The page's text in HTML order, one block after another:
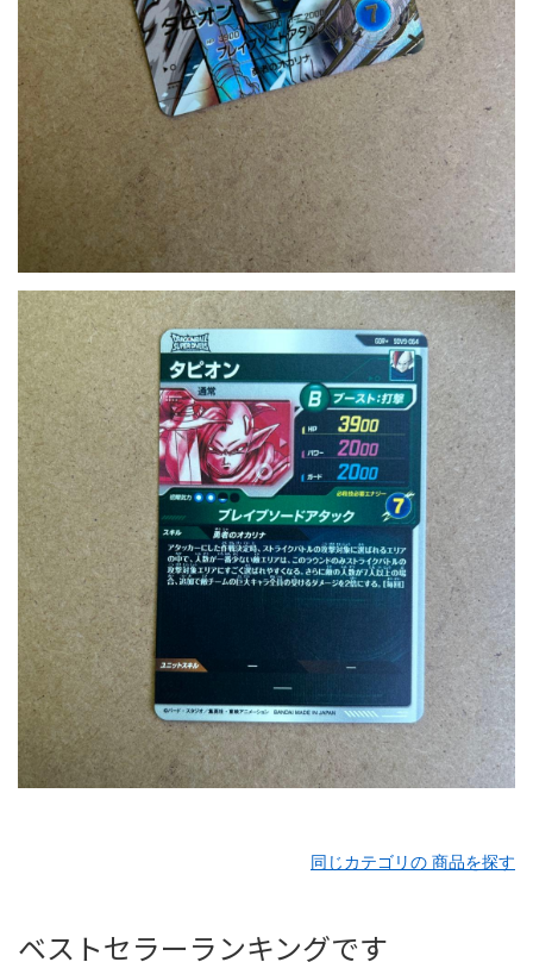
同じカテゴリの 商品を探す
ベストセラーランキングです